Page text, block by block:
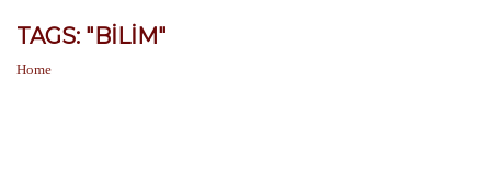
TAGS: "BILIM"
Home